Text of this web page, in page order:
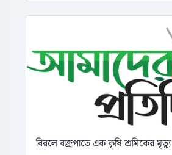
বিরলে বজ্রপাতে এক কৃষি শ্রমিকের মৃত্যু